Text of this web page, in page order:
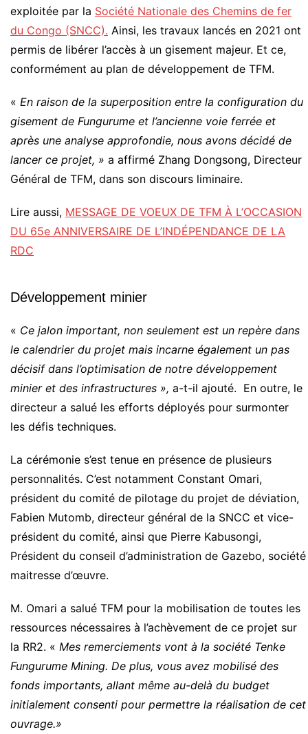
exploitée par la Société Nationale des Chemins de fer
du Congo (SNCC). Ainsi, les travaux lancés en 2021 ont
permis de libérer l’accès à un gisement majeur. Et ce,
conformément au plan de développement de TFM.
« En raison de la superposition entre la configuration du
gisement de Fungurume et l’ancienne voie ferrée et
après une analyse approfondie, nous avons décidé de
lancer ce projet, » a affirmé Zhang Dongsong, Directeur
Général de TFM, dans son discours liminaire.
Lire aussi, MESSAGE DE VOEUX DE TFM À L’OCCASION
DU 65e ANNIVERSAIRE DE L’INDÉPENDANCE DE LA
RDC
Développement minier
« Ce jalon important, non seulement est un repère dans
le calendrier du projet mais incarne également un pas
décisif dans l’optimisation de notre développement
minier et des infrastructures », a-t-il ajouté. En outre, le
directeur a salué les efforts déployés pour surmonter
les défis techniques.
La cérémonie s’est tenue en présence de plusieurs
personnalités. C’est notamment Constant Omari,
président du comité de pilotage du projet de déviation,
Fabien Mutomb, directeur général de la SNCC et vice-
président du comité, ainsi que Pierre Kabusongi,
Président du conseil d’administration de Gazebo, société
maitresse d’œuvre.
M. Omari a salué TFM pour la mobilisation de toutes les
ressources nécessaires à l’achèvement de ce projet sur
la RR2. « Mes remerciements vont à la société Tenke
Fungurume Mining. De plus, vous avez mobilisé des
fonds importants, allant même au-delà du budget
initialement consenti pour permettre la réalisation de cet
ouvrage.»